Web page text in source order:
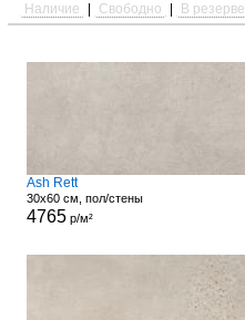
Наличие Свободно В резерве
Ash Rett
30x60 см, пол/стены
4765р/м²